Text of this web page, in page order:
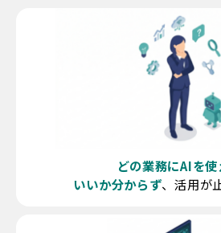
どの業務にAIを
いいか分からず、活用が